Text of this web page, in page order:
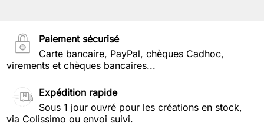
Paiement sécurisé
Carte bancaire, PayPal, chèques Cadhoc,
virements et chèques bancaires...
Expédition rapide
Sous 1 jour ouvré pour les créations en stock,
via Colissimo ou envoi suivi.